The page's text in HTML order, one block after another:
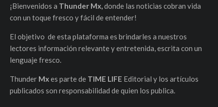
¡Bienvenidos a Thunder Mx,donde las noticias cobran vida
con un toque fresco y fácil de entender!
El objetivo de esta plataforma es brindarles a nuestros
lectores información relevante y entretenida, escrita con un
lenguaje fresco.
Thunder Mxes parte de TIME LIFE Editorial y los artículos
publicados son responsabilidad de quien los publica.